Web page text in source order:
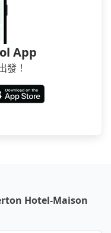
App
發！
Hotel-Maison